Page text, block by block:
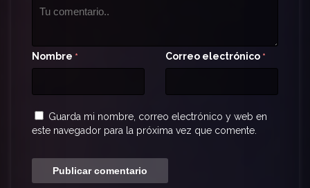
Nombre * Correo electrónico *
Guarda mi nombre, correo electrónico y web en
este navegador para la próxima vez que comente.